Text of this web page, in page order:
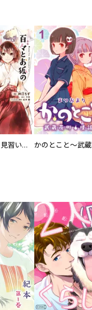
百々とお狐の見習い巫女生活【単行本版】